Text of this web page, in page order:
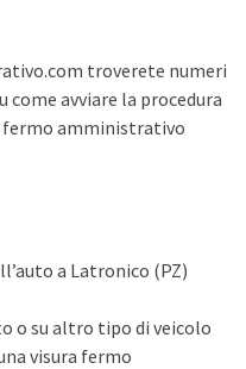
troverete numeri
avviare la procedura
fermo amministrativo
a Latronico (PZ)
o su altro tipo di veicolo
visura fermo